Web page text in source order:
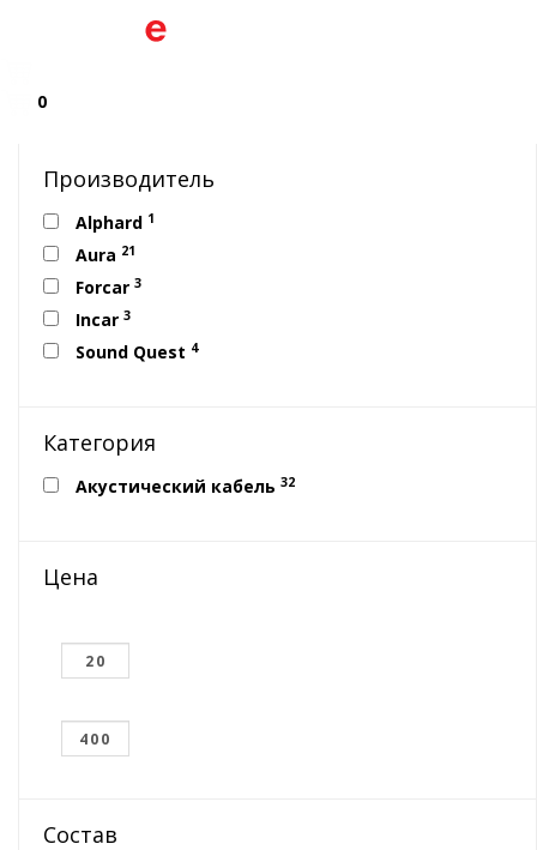
0
Производитель
Alphard 1
Aura 21
Forcar 3
Incar 3
Sound Quest 4
Категория
Акустический кабель 32
Цена
Состав